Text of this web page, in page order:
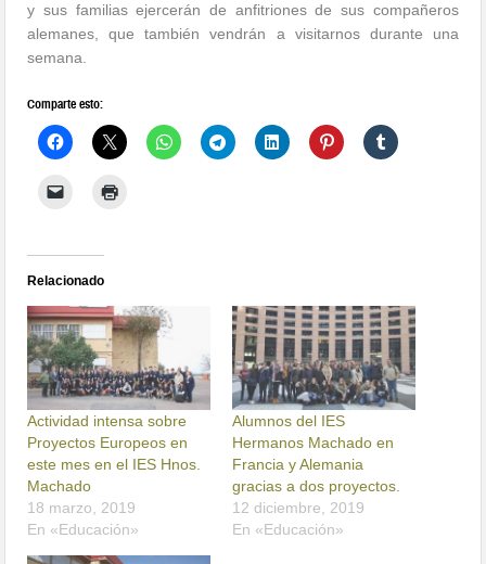
y sus familias ejercerán de anfitriones de sus compañeros
alemanes, que también vendrán a visitarnos durante una
semana.
Comparte esto:
Relacionado
Actividad intensa sobre
Proyectos Europeos en
este mes en el IES Hnos.
Machado
18 marzo, 2019
En «Educación»
Alumnos del IES
Hermanos Machado en
Francia y Alemania
gracias a dos proyectos.
12 diciembre, 2019
En «Educación»